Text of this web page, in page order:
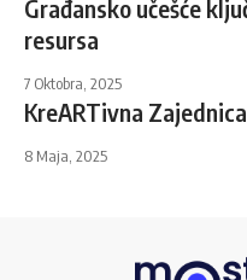
Građansko učešće
resursa
7 Oktobra, 2025
KreARTivna
8 Maja, 2025